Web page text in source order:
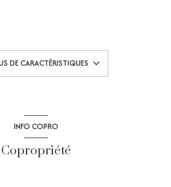
: radiateur (climatisation)
DE CARACTÉRISTIQUES
INFO COPRO
Copropriété